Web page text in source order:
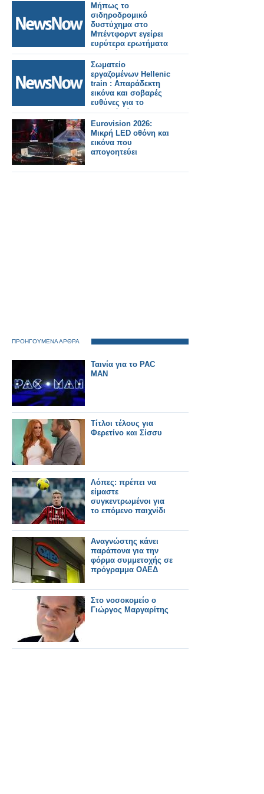
Μήπως το
σιδηροδρομικό
δυστύχημα στο
Μπέντφορντ εγείρει
ευρύτερα ερωτήματα
σχετικά με την
ασφάλεια;
Σωματείο
εργαζομένων Hellenic
train : Απαράδεκτη
εικόνα και σοβαρές
ευθύνες για το
χθεσινό χάος στη
γραμμή Αεροδρομίου.
Eurovision 2026:
Μικρή LED οθόνη και
εικόνα που
απογοητεύει
ΠΡΟΗΓΟΥΜΕΝΑ ΑΡΘΡΑ
Ταινία για το PAC
MAN
Τίτλοι τέλους για
Φερετίνο και Σίσσυ
Λόπες: πρέπει να
είμαστε
συγκεντρωμένοι για
το επόμενο παιχνίδι
Αναγνώστης κάνει
παράπονα για την
φόρμα συμμετοχής σε
πρόγραμμα ΟΑΕΔ
Στο νοσοκομείο ο
Γιώργος Μαργαρίτης